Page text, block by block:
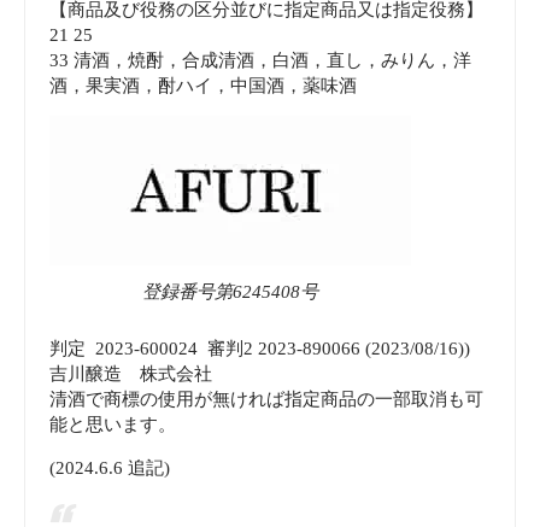
【商品及び役務の区分並びに指定商品又は指定役務】
21 25
33 清酒，焼酎，合成清酒，白酒，直し，みりん，洋
酒，果実酒，酎ハイ，中国酒，薬味酒
登録番号第6245408号
判定 2023-600024 審判2 2023-890066 (2023/08/16))
吉川醸造 株式会社
清酒で商標の使用が無ければ指定商品の一部取消も可
能と思います。
(2024.6.6 追記)